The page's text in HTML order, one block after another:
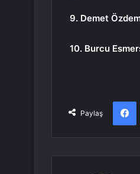
9. Demet
10. Burcu
Paylaş